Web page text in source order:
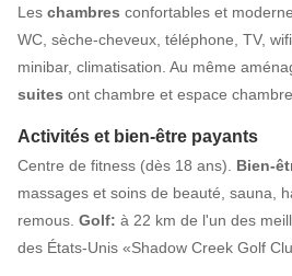
Les chambres confortables et
WC, sèche-cheveux, téléphone, TV,
minibar, climatisation. Au même
suites ont chambre et espace
Activités et bien-être payants
Centre de fitness (dès 18 ans). Bien-
massages et soins de beauté, sauna,
remous. Golf: à 22 km de l'un des
des États-Unis «Shadow Creek Golf